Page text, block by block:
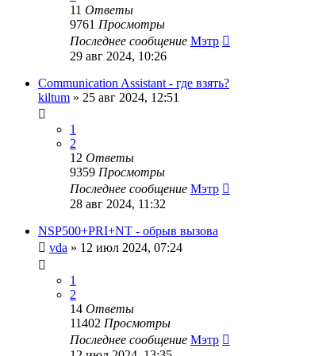
11 Ответы
9761 Просмотры
Последнее сообщение Мэтр
29 авг 2024, 10:26
Communication Assistant - где взять?
kiltum » 25 авг 2024, 12:51
1
2
12 Ответы
9359 Просмотры
Последнее сообщение Мэтр
28 авг 2024, 11:32
NSP500+PRI+NT - обрыв вызова
vda » 12 июл 2024, 07:24
1
2
14 Ответы
11402 Просмотры
Последнее сообщение Мэтр